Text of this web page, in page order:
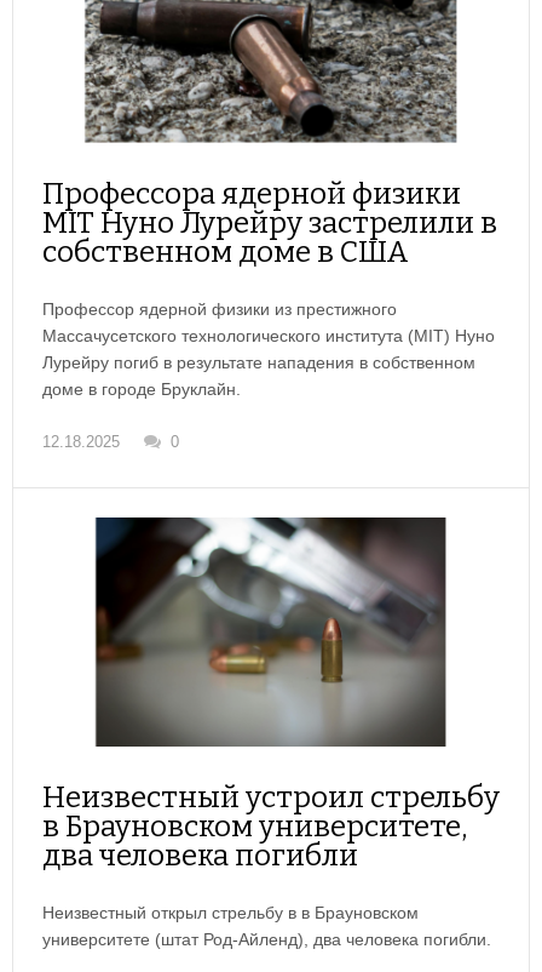
Профессора ядерной физики
MIT Нуно Лурейру застрелили в
собственном доме в США
Профессор ядерной физики из престижного
Массачусетского технологического института (MIT) Нуно
Лурейру погиб в результате нападения в собственном
доме в городе Бруклайн.
12.18.2025 0
Неизвестный устроил стрельбу
в Брауновском университете,
два человека погибли
Неизвестный открыл стрельбу в в Брауновском
университете (штат Род-Айленд), два человека погибли.